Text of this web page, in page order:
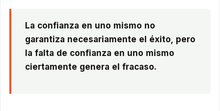
La confianza en uno mismo no
garantiza necesariamente el éxito, pero
la falta de confianza en uno mismo
ciertamente genera el fracaso.